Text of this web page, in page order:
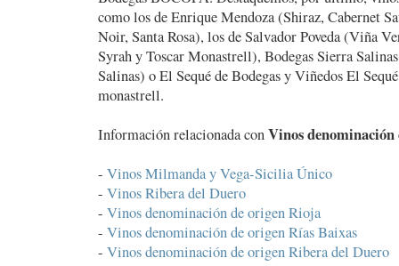
como los de Enrique Mendoza (Shiraz, Cabernet
Noir, Santa Rosa), los de Salvador Poveda (Viña
Syrah y Toscar Monastrell), Bodegas Sierra
Salinas) o El Sequé de Bodegas y Viñedos El
monastrell.
Información relacionada conVinos
- Vinos Milmanda y Vega-Sicilia Único
- Vinos Ribera del Duero
- Vinos denominación de origen Rioja
- Vinos denominación de origen Rías Baixas
- Vinos denominación de origen Ribera del Duero